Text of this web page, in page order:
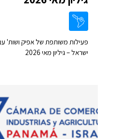
פעילות משותפת של אפיק
ישראל – גיליון מאי 2026